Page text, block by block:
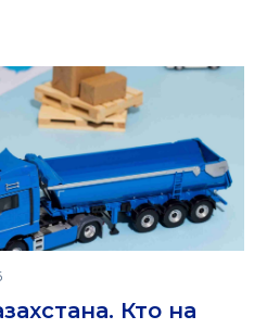
Кто на